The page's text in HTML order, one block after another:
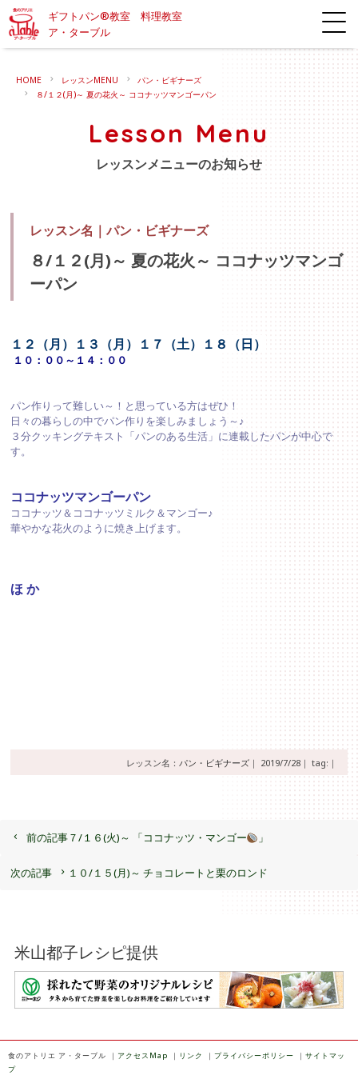
ギフトパン®教室 料理教室
ア・ターブル
HOME レッスンMENU
パン・ビギナーズ
８/１２(月)～ 夏の花火～ ココナッツマンゴーパン
Lesson Menu
レッスンメニューのお知らせ
レッスン名｜ パン・ビギナーズ
８/１２(月)～ 夏の花火～ ココナッツマンゴ
ーパン
１２（月）１３（月）１７（土）１８（日）
１０：００～１４：００
パン作りって難しい～！と思っている方はぜひ！
日々の暮らしの中でパン作りを楽しみましょう～♪
３分クッキングテキスト「パンのある生活」に連載したパンが中心で
す。
ココナッツマンゴーパン
ココナッツ＆ココナッツミルク＆マンゴー♪
華やかな花火のように焼き上げます。
ほ か
レッスン名： パン・ビギナーズ ｜ 2019/7/28｜ tag:｜
前の記事７/１６(火)～ 「ココナッツ・マンゴー 」
次の記事 １０/１５(月)～ チョコレートと栗のロンド
米山都子レシピ提供
食のアトリエ ア・ターブル ｜ アクセスMap ｜ リンク ｜ プライバシーポリシー ｜ サイトマッ
プ